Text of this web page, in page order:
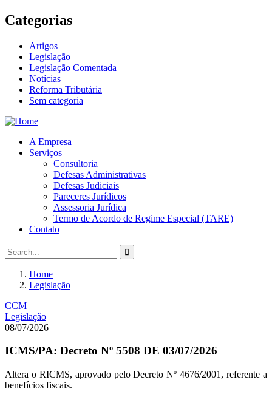
Categorias
Artigos
Legislação
Legislação Comentada
Notícias
Reforma Tributária
Sem categoria
A Empresa
Serviços
Consultoria
Defesas Administrativas
Defesas Judiciais
Pareceres Jurídicos
Assessoria Jurídica
Termo de Acordo de Regime Especial (TARE)
Contato
Home
Legislação
CCM
Legislação
08/07/2026
ICMS/PA: Decreto Nº 5508 DE 03/07/2026
Altera o RICMS, aprovado pelo Decreto Nº 4676/2001, referente a
benefícios fiscais.